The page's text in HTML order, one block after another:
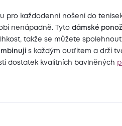
bavlně
pro každodenní nošení do
nenápadně. Tytodámské
takže se můžete
s každým outfitem a drží
dostatek kvalitních bavlněných